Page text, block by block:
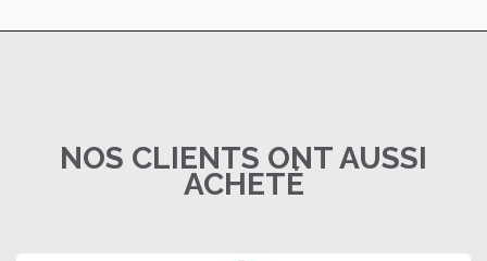
NOS CLIENTS ONT AUSSI
ACHETÉ